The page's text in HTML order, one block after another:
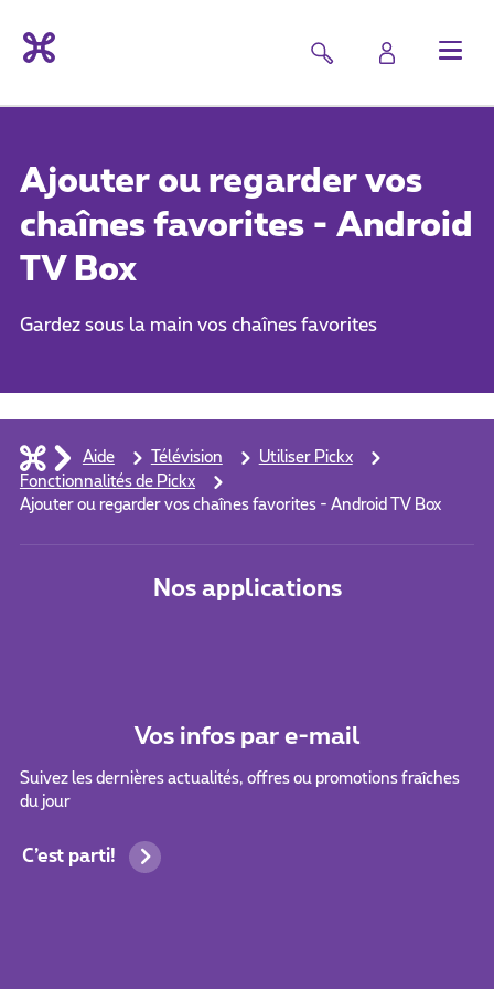
Ajouter ou regarder vos
chaînes favorites - Android
TV Box
Gardez sous la main vos chaînes favorites
Aide Télévision
Utiliser Pickx
Fonctionnalités de Pickx
Ajouter ou regarder vos chaînes favorites - Android TV Box
Nos applications
Vos infos par e-mail
Suivez les dernières actualités, offres ou promotions fraîches
du jour
C’est parti!